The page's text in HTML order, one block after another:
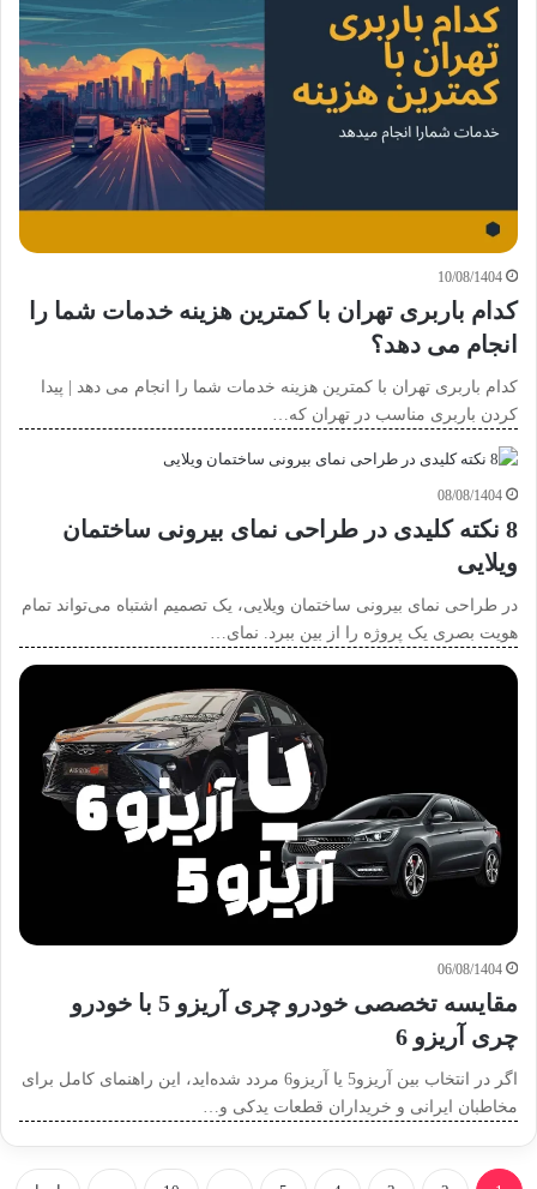
10/08/1404
کدام باربری تهران با کمترین هزینه خدمات شما را
انجام می دهد؟
کدام باربری تهران با کمترین هزینه خدمات شما را انجام می دهد | پیدا
کردن باربری مناسب در تهران که…
08/08/1404
8 نکته کلیدی در طراحی نمای بیرونی ساختمان
ویلایی
در طراحی نمای بیرونی ساختمان ویلایی، یک تصمیم اشتباه می‌تواند تمام
هویت بصری یک پروژه را از بین ببرد. نمای…
06/08/1404
مقایسه تخصصی خودرو چری آریزو 5 با خودرو
چری آریزو 6
اگر در انتخاب بین آریزو5 یا آریزو6 مردد شده‌اید، این راهنمای کامل برای
مخاطبان ایرانی و خریداران قطعات یدکی و…